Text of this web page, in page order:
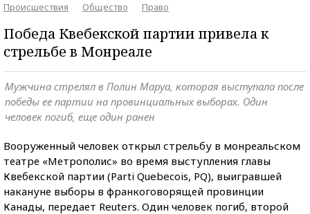
Происшествия
Общество Право
Победа Квебекской партии привела к
стрельбе в Монреале
Мужчина стрелял в Полин Маруа, которая выступала после
победы ее партии на провинциальных выборах. Один
человек погиб, еще один ранен
Вооруженный человек открыл стрельбу в монреальском
театре «Метрополис» во время выступления главы
Квебекской партии (Parti Quebecois, PQ), выигравшей
накануне выборы в франкоговорящей провинции
Канады, передает Reuters. Один человек погиб, второй